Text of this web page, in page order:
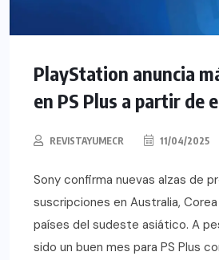
PlayStation anuncia
en PS Plus a partir de
REVISTAYUMECR 11/04/2025
Sony confirma nuevas alzas de
suscripciones en Australia,
países del sudeste asiático. A
sido un buen mes para PS Plus